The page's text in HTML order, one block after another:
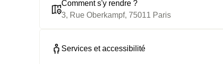
Comment s'y rendre ?
3, Rue Oberkampf, 75011 Paris
Services et accessibilité